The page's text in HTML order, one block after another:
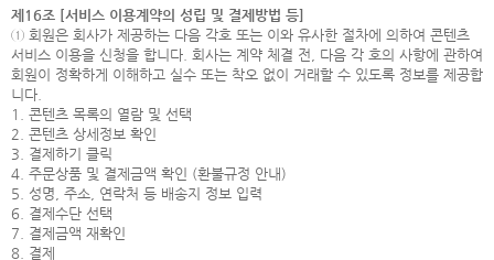
제16조 [서비스 이용계약의 성립 및 결제방법 등]
① 회원은 회사가 제공하는 다음 각호 또는 이와 유사한 절차에 의하여 콘텐츠
서비스 이용을 신청을 합니다. 회사는 계약 체결 전, 다음 각 호의 사항에 관하여
회원이 정확하게 이해하고 실수 또는 착오 없이 거래할 수 있도록 정보를 제공합
니다.
1. 콘텐츠 목록의 열람 및 선택
2. 콘텐츠 상세정보 확인
3. 결제하기 클릭
4. 주문상품 및 결제금액 확인 (환불규정 안내)
5. 성명, 주소, 연락처 등 배송지 정보 입력
6. 결제수단 선택
7. 결제금액 재확인
8. 결제